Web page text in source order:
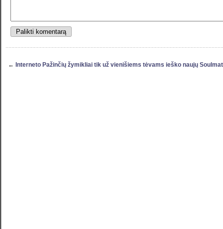
← Interneto Pažinčių žymikliai tik už vienišiems tėvams ieško naujų